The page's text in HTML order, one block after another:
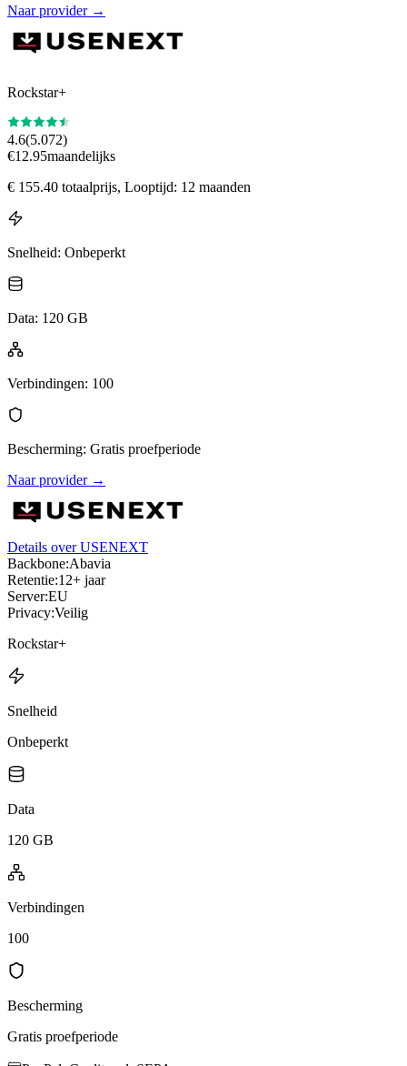
Naar provider→
Rockstar+
4.6(5.072)
€12.95maandelijks
€ 155.40 totaalprijs, Looptijd: 12 maanden
Snelheid: Onbeperkt
Data: 120 GB
Verbindingen: 100
Bescherming: Gratis proefperiode
Naar provider→
Details over USENEXT
Backbone:Abavia
Retentie:12+ jaar
Server:EU
Privacy:Veilig
Rockstar+
Snelheid
Onbeperkt
Data
120 GB
Verbindingen
100
Bescherming
Gratis proefperiode